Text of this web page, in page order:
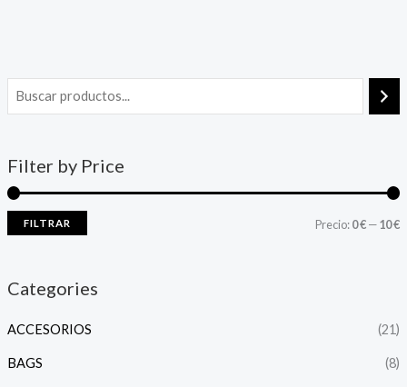
Filter by Price
FILTRAR Precio:0 €—10 €
Categories
ACCESORIOS (21)
BAGS (8)